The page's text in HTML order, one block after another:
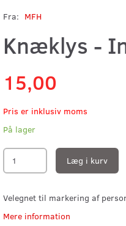
Fra: MFH
Knæklys -
15,00
Pris er inklusiv moms
På lager
Læg i kurv
Velegnet til markering af
Mere information